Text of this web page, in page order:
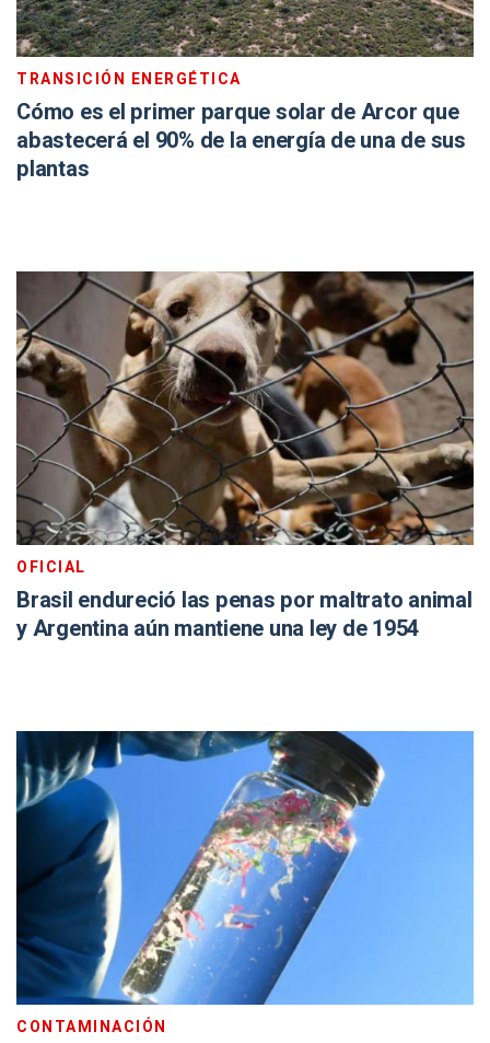
TRANSICIÓN ENERGÉTICA
Cómo es el primer parque solar de Arcor que
abastecerá el 90% de la energía de una de sus
plantas
OFICIAL
Brasil endureció las penas por maltrato animal
y Argentina aún mantiene una ley de 1954
CONTAMINACIÓN